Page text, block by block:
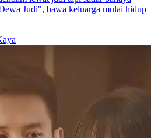
Menggunakan gundik dan anak